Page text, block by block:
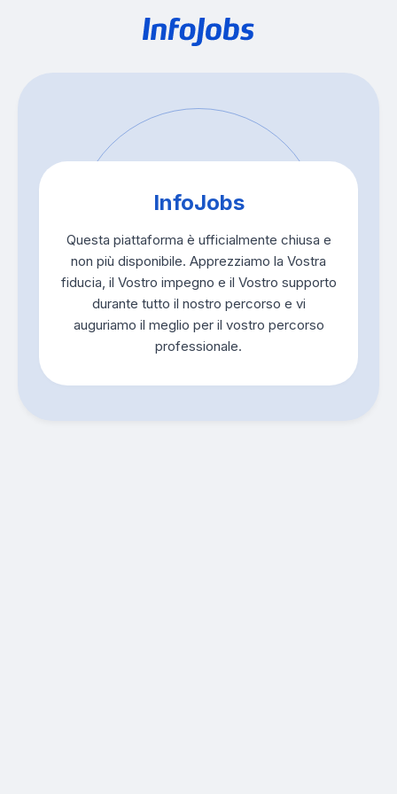
InfoJobs
Questa piattaforma è ufficialmente chiusa e
non più disponibile. Apprezziamo la Vostra
fiducia, il Vostro impegno e il Vostro supporto
durante tutto il nostro percorso e vi
auguriamo il meglio per il vostro percorso
professionale.